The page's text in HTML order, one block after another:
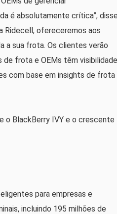
é absolutamente crítica”,
Ridecell, ofereceremos aos
a sua frota. Os clientes verão
de frota e OEMs têm visibilidade
com base em insights de frota
o BlackBerry IVY e o crescente
para empresas e
incluindo 195 milhões de